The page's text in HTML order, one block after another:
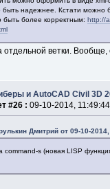
быть надежнее. Кстати можно
быть более корректным: http://
отдельной ветки.
и AutoCAD Civil 3D
#26 : 09-10-2014,
Дмитрий от 09-10-
command-s (новая LISP